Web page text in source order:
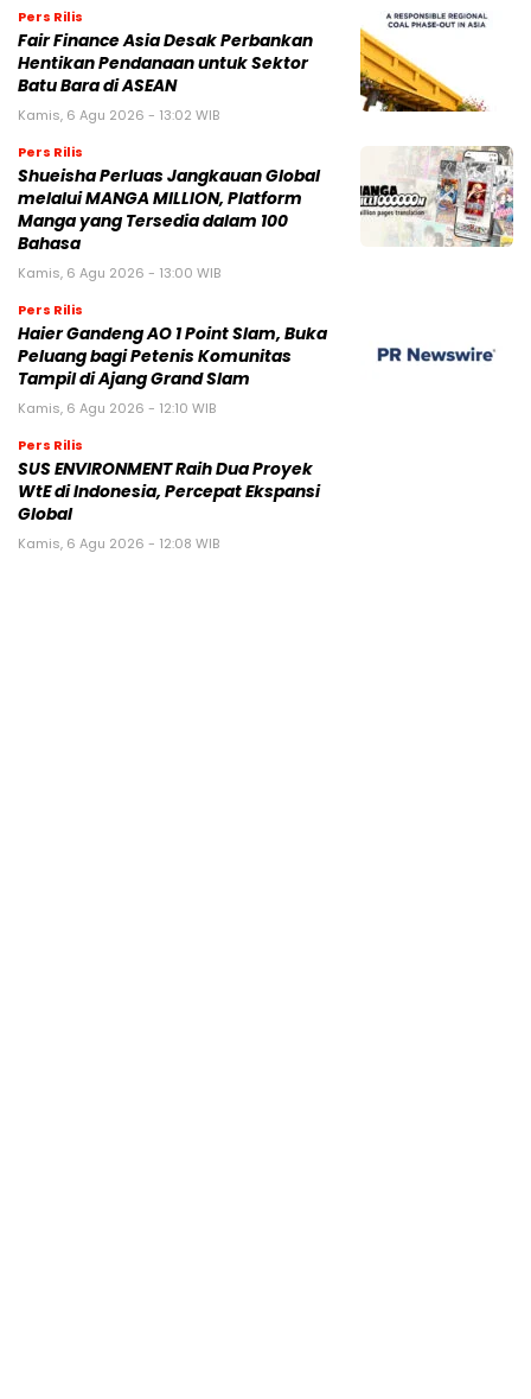
Pers Rilis
Fair Finance Asia Desak Perbankan
Hentikan Pendanaan untuk Sektor
Batu Bara di ASEAN
Kamis, 6 Agu 2026 - 13:02 WIB
Pers Rilis
Shueisha Perluas Jangkauan Global
melalui MANGA MILLION, Platform
Manga yang Tersedia dalam 100
Bahasa
Kamis, 6 Agu 2026 - 13:00 WIB
Pers Rilis
Haier Gandeng AO 1 Point Slam, Buka
Peluang bagi Petenis Komunitas
Tampil di Ajang Grand Slam
Kamis, 6 Agu 2026 - 12:10 WIB
Pers Rilis
SUS ENVIRONMENT Raih Dua Proyek
WtE di Indonesia, Percepat Ekspansi
Global
Kamis, 6 Agu 2026 - 12:08 WIB